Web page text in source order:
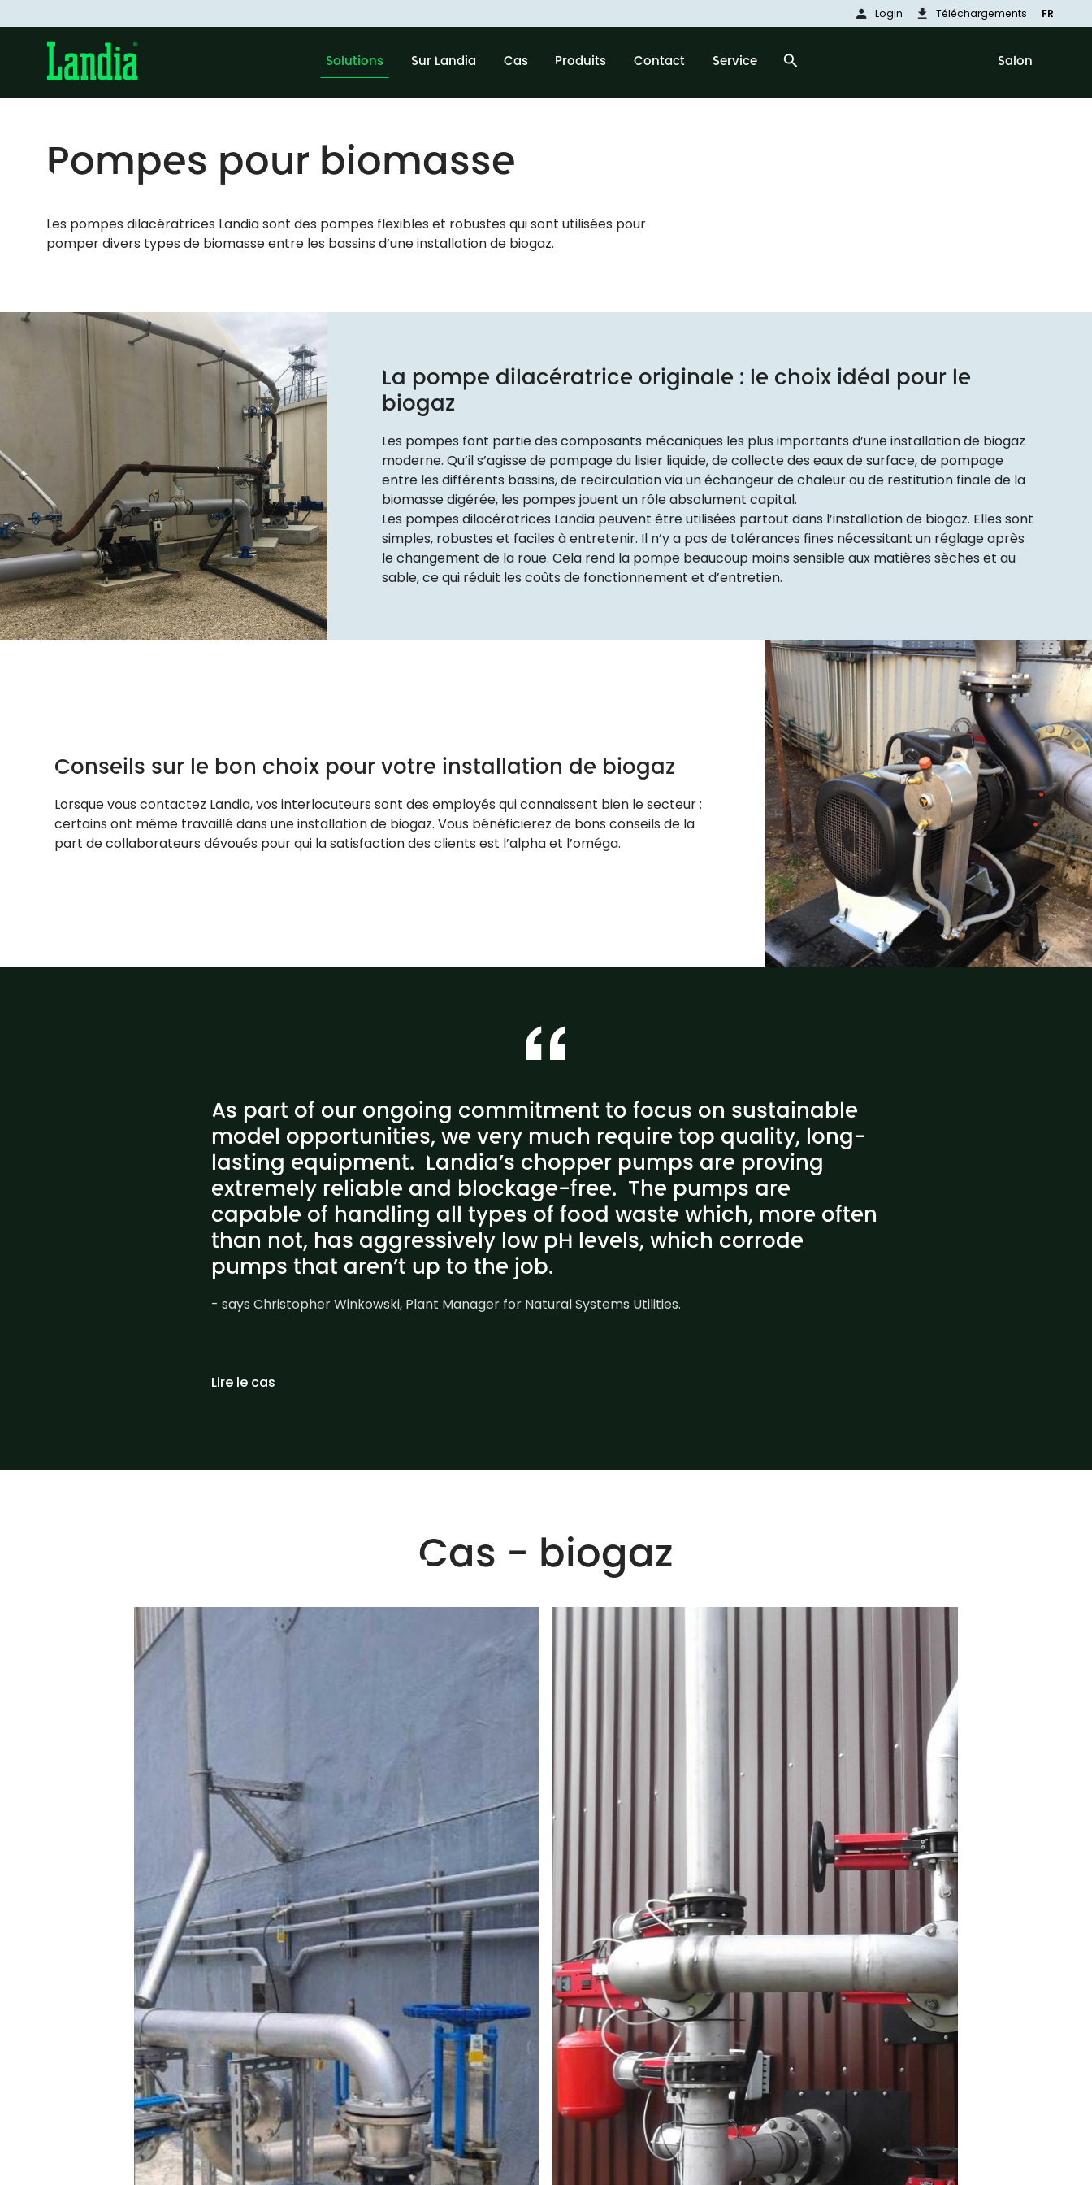
Solutions Sur Landia Cas Produits Contact Service search Salon
person Login download Téléchargements FR
Pompes pour biomasse
Les pompes dilacératrices Landia sont des pompes flexibles et robustes qui sont utilisées pour
pomper divers types de biomasse entre les bassins d’une installation de biogaz.
La pompe dilacératrice originale : le choix idéal pour le
biogaz
Les pompes font partie des composants mécaniques les plus importants d’une installation de biogaz
moderne. Qu’il s’agisse de pompage du lisier liquide, de collecte des eaux de surface, de pompage
entre les différents bassins, de recirculation via un échangeur de chaleur ou de restitution finale de la
biomasse digérée, les pompes jouent un rôle absolument capital.
Les pompes dilacératrices Landia peuvent être utilisées partout dans l’installation de biogaz. Elles sont
simples, robustes et faciles à entretenir. Il n’y a pas de tolérances fines nécessitant un réglage après
le changement de la roue. Cela rend la pompe beaucoup moins sensible aux matières sèches et au
sable, ce qui réduit les coûts de fonctionnement et d’entretien.
Conseils sur le bon choix pour votre installation de biogaz
Lorsque vous contactez Landia, vos interlocuteurs sont des employés qui connaissent bien le secteur :
certains ont même travaillé dans une installation de biogaz. Vous bénéficierez de bons conseils de la
part de collaborateurs dévoués pour qui la satisfaction des clients est l’alpha et l’oméga.
As part of our ongoing commitment to focus on sustainable
model opportunities, we very much require top quality, long-
lasting equipment. Landia’s chopper pumps are proving
extremely reliable and blockage-free. The pumps are
capable of handling all types of food waste which, more often
than not, has aggressively low pH levels, which corrode
pumps that aren’t up to the job.
- says Christopher Winkowski, Plant Manager for Natural Systems Utilities.
Lire le cas
Cas - biogaz